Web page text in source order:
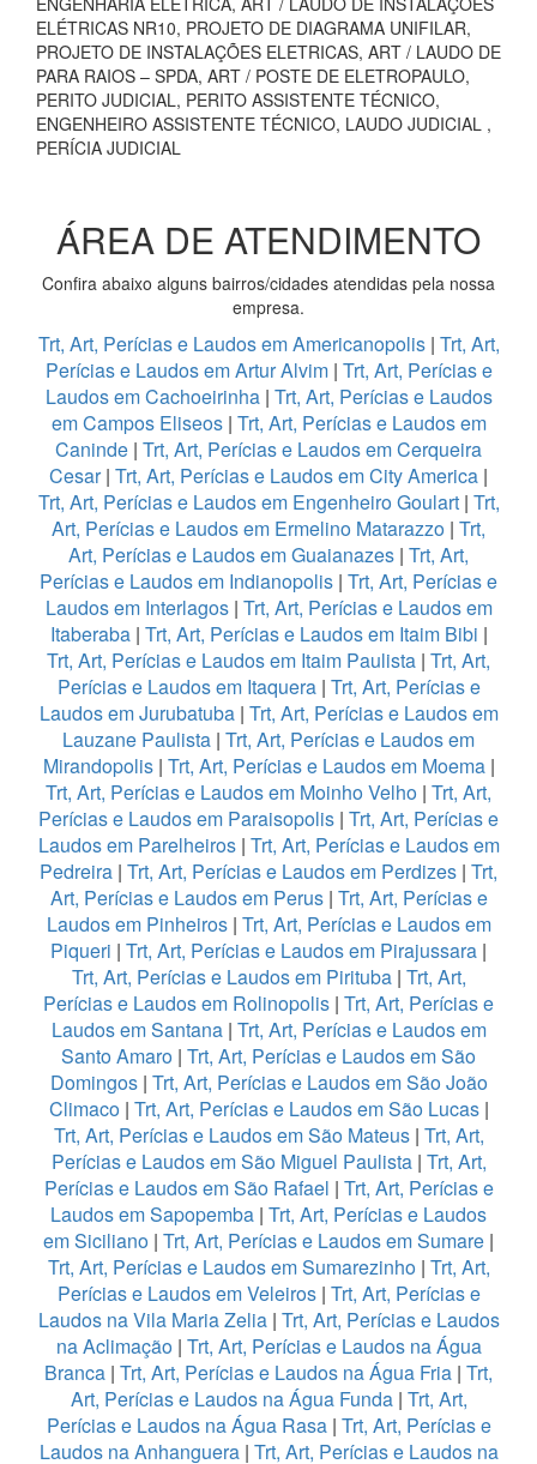
ELÉTRICAS NR10, PROJETO DE DIAGRAMA UNIFILAR,
PROJETO DE INSTALAÇÕES ELETRICAS, ART / LAUDO DE
PARA RAIOS – SPDA, ART / POSTE DE ELETROPAULO,
PERITO JUDICIAL, PERITO ASSISTENTE TÉCNICO,
ENGENHEIRO ASSISTENTE TÉCNICO, LAUDO JUDICIAL ,
PERÍCIA JUDICIAL
ÁREA DE ATENDIMENTO
Confira abaixo alguns bairros/cidades atendidas pela nossa
empresa.
Trt, Art, Perícias e Laudos em Americanopolis | Trt, Art,
Perícias e Laudos em Artur Alvim | Trt, Art, Perícias e
Laudos em Cachoeirinha| Trt, Art, Perícias e Laudos
em Campos Eliseos | Trt, Art, Perícias e Laudos em
Caninde | Trt, Art, Perícias e Laudos em Cerqueira
Cesar| Trt, Art, Perícias e Laudos em City America |
Trt, Art, Perícias e Laudos em Engenheiro Goulart | Trt,
Art, Perícias e Laudos em Ermelino Matarazzo | Trt,
Art, Perícias e Laudos em Guaianazes | Trt, Art,
Perícias e Laudos em Indianopolis | Trt, Art, Perícias e
Laudos em Interlagos| Trt, Art, Perícias e Laudos em
Itaberaba| Trt, Art, Perícias e Laudos em Itaim Bibi |
Trt, Art, Perícias e Laudos em Itaim Paulista | Trt, Art,
Perícias e Laudos em Itaquera| Trt, Art, Perícias e
Laudos em Jurubatuba| Trt, Art, Perícias e Laudos em
Lauzane Paulista | Trt, Art, Perícias e Laudos em
Mirandopolis| Trt, Art, Perícias e Laudos em Moema|
Trt, Art, Perícias e Laudos em Moinho Velho | Trt, Art,
Perícias e Laudos em Paraisopolis | Trt, Art, Perícias e
Laudos em Parelheiros| Trt, Art, Perícias e Laudos em
Pedreira | Trt, Art, Perícias e Laudos em Perdizes | Trt,
Art, Perícias e Laudos em Perus| Trt, Art, Perícias e
Laudos em Pinheiros| Trt, Art, Perícias e Laudos em
Piqueri | Trt, Art, Perícias e Laudos em Pirajussara |
Trt, Art, Perícias e Laudos em Pirituba| Trt, Art,
Perícias e Laudos em Rolinopolis | Trt, Art, Perícias e
Laudos em Santana| Trt, Art, Perícias e Laudos em
Santo Amaro | Trt, Art, Perícias e Laudos em São
Domingos| Trt, Art, Perícias e Laudos em São João
Climaco| Trt, Art, Perícias e Laudos em São Lucas|
Trt, Art, Perícias e Laudos em São Mateus | Trt, Art,
Perícias e Laudos em São Miguel Paulista| Trt, Art,
Perícias e Laudos em São Rafael | Trt, Art, Perícias e
Laudos em Sapopemba | Trt, Art, Perícias e Laudos
em Siciliano | Trt, Art, Perícias e Laudos em Sumare |
Trt, Art, Perícias e Laudos em Sumarezinho| Trt, Art,
Perícias e Laudos em Veleiros| Trt, Art, Perícias e
Laudos na Vila Maria Zelia| Trt, Art, Perícias e Laudos
na Aclimação| Trt, Art, Perícias e Laudos na Água
Branca | Trt, Art, Perícias e Laudos na Água Fria | Trt,
Art, Perícias e Laudos na Água Funda| Trt, Art,
Perícias e Laudos na Água Rasa | Trt, Art, Perícias e
Laudos na Anhanguera| Trt, Art, Perícias e Laudos na